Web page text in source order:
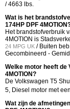
/ 4663 lbs.
Wat is het
174HP DPF
Het brandstofverbruik
4MOTION is
24 MPG UK / Buiten
Gecombineerd -
Welke motor heeft de
4MOTION?
De Volkswagen T5
5, Diesel motor met
Wat zijn de